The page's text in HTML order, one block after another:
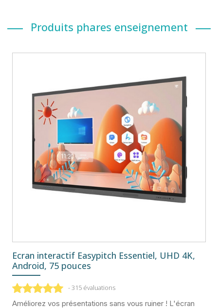
Produits phares enseignement
Ecran interactif Easypitch Essentiel, UHD 4K,
Android, 75 pouces
- 315 évaluations
Améliorez vos présentations sans vous ruiner ! L'écran